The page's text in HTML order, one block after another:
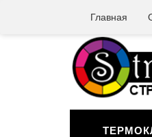
Главная